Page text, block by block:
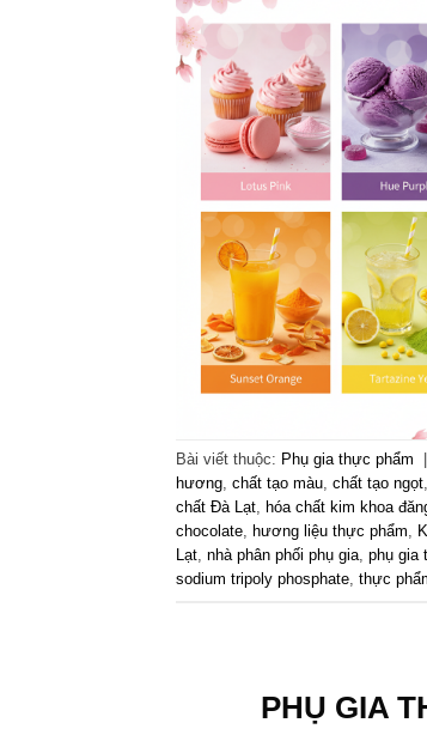
Bài viết thuộc: Phụ gia thực phẩm
hương, chất tạo màu, chất tạo ngọt,
chất Đà Lạt, hóa chất kim khoa
chocolate, hương liệu thực phẩm,
Lạt, nhà phân phối phụ gia, phụ gia
sodium tripoly phosphate, thực
PHỤ GIA